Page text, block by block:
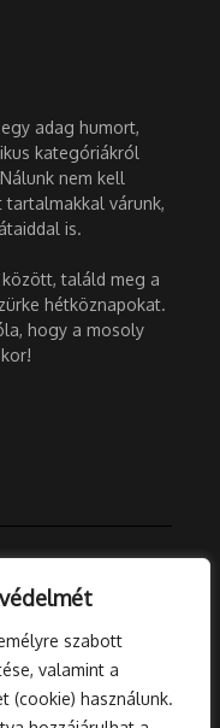
szabott
valamint a
(cookie) használunk.
adag humort,
kategóriákról
nem kell
várunk,
is.
találd meg a
hétköznapokat.
hogy a mosoly